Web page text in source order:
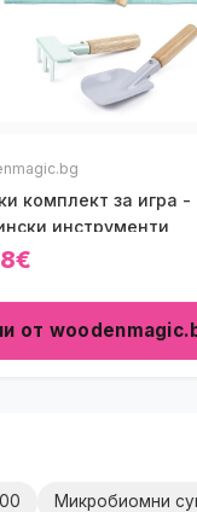
комплект за игра -
инструменти
от
Микробиомни